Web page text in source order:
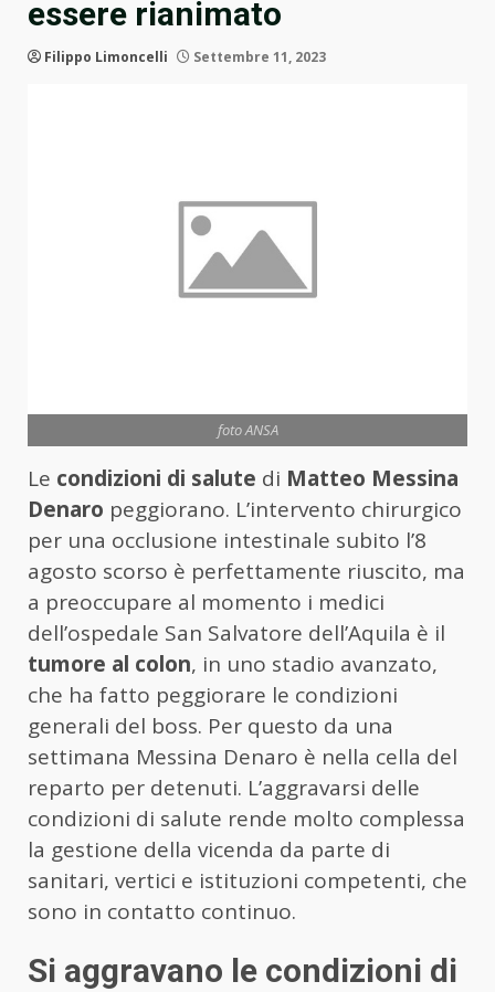
essere rianimato
Filippo Limoncelli Settembre 11, 2023
foto ANSA
Le condizioni di salute di Matteo Messina
Denaro peggiorano. L’intervento chirurgico
per una occlusione intestinale subito l’8
agosto scorso è perfettamente riuscito, ma
a preoccupare al momento i medici
dell’ospedale San Salvatore dell’Aquila è il
tumore al colon, in uno stadio avanzato,
che ha fatto peggiorare le condizioni
generali del boss. Per questo da una
settimana Messina Denaro è nella cella del
reparto per detenuti. L’aggravarsi delle
condizioni di salute rende molto complessa
la gestione della vicenda da parte di
sanitari, vertici e istituzioni competenti, che
sono in contatto continuo.
Si aggravano le condizioni di